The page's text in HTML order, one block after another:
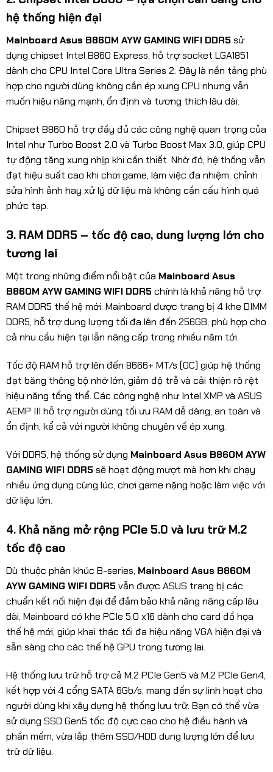
hệ thống hiện đại
Mainboard Asus B860M AYW GAMING WIFI DDR5sử
dụng chipset Intel B860 Express, hỗ trợ socket LGA1851
dành cho CPU Intel Core Ultra Series 2. Đây là nền tảng phù
hợp cho người dùng không cần ép xung CPU nhưng vẫn
muốn hiệu năng mạnh, ổn định và tương thích lâu dài.
Chipset B860 hỗ trợ đầy đủ các công nghệ quan trọng của
Intel như Turbo Boost 2.0 và Turbo Boost Max 3.0, giúp CPU
tự động tăng xung nhịp khi cần thiết. Nhờ đó, hệ thống vẫn
đạt hiệu suất cao khi chơi game, làm việc đa nhiệm, chỉnh
sửa hình ảnh hay xử lý dữ liệu mà không cần cấu hình quá
phức tạp.
3. RAM DDR5 – tốc độ cao, dung lượng lớn cho
tương lai
Một trong những điểm nổi bật của Mainboard Asus
B860M AYW GAMING WIFI DDR5chính là khả năng hỗ trợ
RAM DDR5 thế hệ mới. Mainboard được trang bị 4 khe DIMM
DDR5, hỗ trợ dung lượng tối đa lên đến 256GB, phù hợp cho
cả nhu cầu hiện tại lẫn nâng cấp trong nhiều năm tới.
Tốc độ RAM hỗ trợ lên đến 8666+ MT/s (OC) giúp hệ thống
đạt băng thông bộ nhớ lớn, giảm độ trễ và cải thiện rõ rệt
hiệu năng tổng thể. Các công nghệ như Intel XMP và ASUS
AEMP III hỗ trợ người dùng tối ưu RAM dễ dàng, an toàn và
ổn định, kể cả với người không chuyên về ép xung.
Với DDR5, hệ thống sử dụng Mainboard Asus B860M AYW
GAMING WIFI DDR5sẽ hoạt động mượt mà hơn khi chạy
nhiều ứng dụng cùng lúc, chơi game nặng hoặc làm việc với
dữ liệu lớn.
4. Khả năng mở rộng PCIe 5.0 và lưu trữ M.2
tốc độ cao
Dù thuộc phân khúc B-series, Mainboard Asus B860M
AYW GAMING WIFI DDR5vẫn được ASUS trang bị các
chuẩn kết nối hiện đại để đảm bảo khả năng nâng cấp lâu
dài. Mainboard có khe PCIe 5.0 x16 dành cho card đồ họa
thế hệ mới, giúp khai thác tối đa hiệu năng VGA hiện đại và
sẵn sàng cho các thế hệ GPU trong tương lai.
Hệ thống lưu trữ hỗ trợ cả M.2 PCIe Gen5 và M.2 PCIe Gen4,
kết hợp với 4 cổng SATA 6Gb/s, mang đến sự linh hoạt cho
người dùng khi xây dựng hệ thống lưu trữ. Bạn có thể vừa
sử dụng SSD Gen5 tốc độ cực cao cho hệ điều hành và
phần mềm, vừa lắp thêm SSD/HDD dung lượng lớn để lưu
trữ dữ liệu.